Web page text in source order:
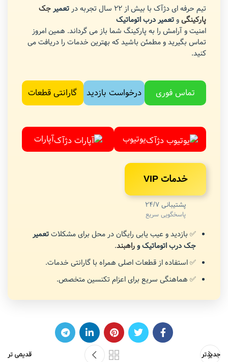
تیم حرفه ای دژآک با بیش از 22 سال تجربه در تعمیرجک
پارکینگیوتعمیر درب اتوماتیک
امنیت و آرامش را به پارکینگ شما باز می گرداند. همین امروز
تماس بگیرید و مطمئن باشید که بهترین خدمات را دریافت می
کنید.
تماس فوری درخواست بازدید گارانتی قطعات
یوتیوب آپارات
خدمات VIP
پشتیبانی 24/7
پاسخگویی سریع
✅ بازدید و عیب یابی رایگان در محل برای مشکلاتتعمیر
جک درب اتوماتیک وراهبند.
✅ استفاده از قطعات اصلی همراه با گارانتی خدمات.
✅ هماهنگی سریع برای اعزام تکنسین متخصص.
جدیدتر قدیمی تر